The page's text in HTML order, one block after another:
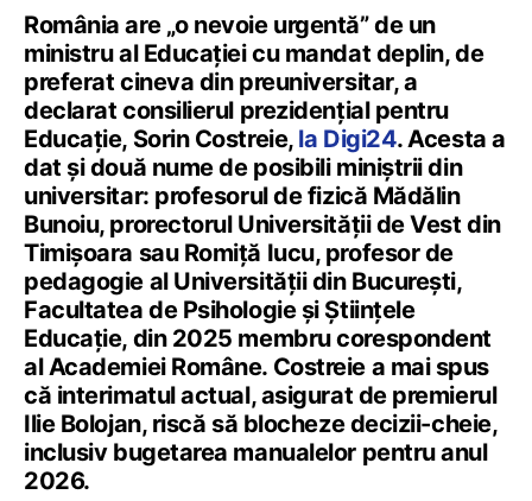
România are „o nevoie urgentă” de un
ministru al Educației cu mandat deplin, de
preferat cineva din preuniversitar, a
declarat consilierul prezidențial pentru
Educație, Sorin Costreie, la Digi24. Acesta a
dat și două nume de posibili miniștrii din
universitar: profesorul de fizică Mădălin
Bunoiu, prorectorul Universității de Vest din
Timișoara sau Romiță Iucu, profesor de
pedagogie al Universității din București,
Facultatea de Psihologie și Științele
Educație, din 2025 membru corespondent
al Academiei Române. Costreie a mai spus
că interimatul actual, asigurat de premierul
Ilie Bolojan, riscă să blocheze decizii-cheie,
inclusiv bugetarea manualelor pentru anul
2026.